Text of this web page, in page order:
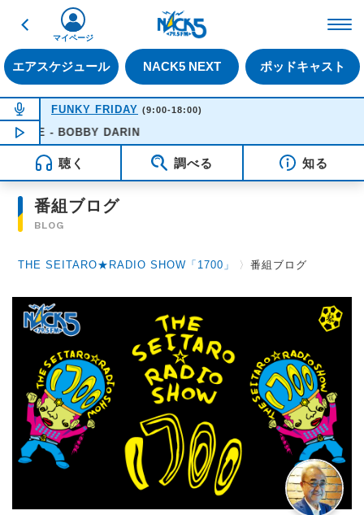
戻る
エアスケジュール NACK5 NEXT ポッドキャスト
マイページ
NOW ON AIR
FUNKY FRIDAY (9:00-18:00)
NOW PLAYING16:51
- BOBBY DARIN
聴く 調べる 知る
番組ブログ
BLOG
THE SEITARO★RADIO SHOW「1700」 〉番組ブログ